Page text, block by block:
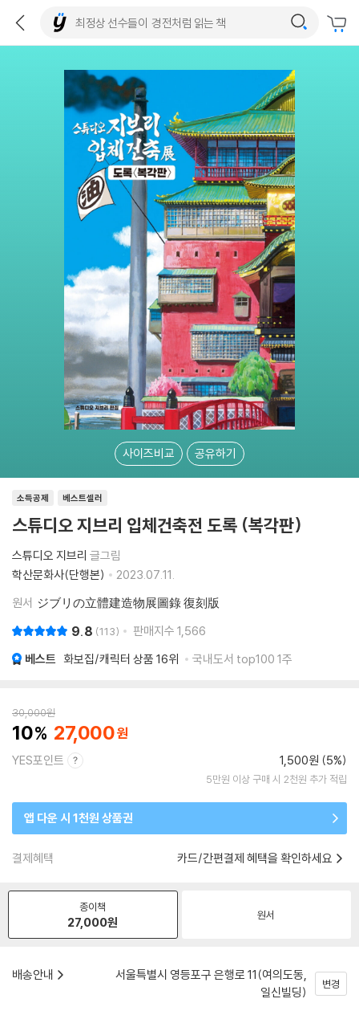
사이즈비교 공유하기
소득공제 베스트셀러
스튜디오 지브리 입체건축전 도록 (복각판)
스튜디오 지브리 글그림
학산문화사(단행본)
2023.07.11.
원서 ジブリの立體建造物展圖錄 復刻版
9.8 113 판매지수 1,566
베스트 화보집/캐릭터 상품 16위 국내도서 top100 1주
30,000원
10 27,000
YES포인트 1,500원 (5%)
5만원 이상 구매 시 2천원 추가 적립
앱 다운 시 1천원 상품권
결제혜택 카드/간편결제 혜택을 확인하세요
종이책
27,000원 원서
배송안내
서울특별시 영등포구 은행로 11(여의도동,
일신빌딩)
변경